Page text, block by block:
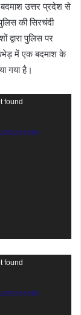
उत्तर प्रदेश से
की सिरचंदी
द्वारा पुलिस पर
में एक बदमाश के
गया है।
found
2022/12/VID-
found
2022/12/VID-